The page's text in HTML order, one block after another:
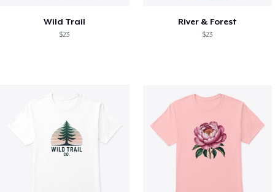
Wild Trail
$23
River & Forest
$23